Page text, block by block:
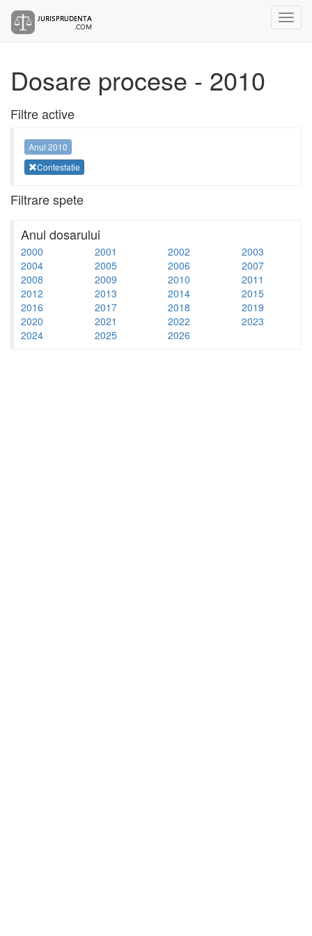
Dosare procese - 2010
Filtre active
Anul 2010
Contestatie
Filtrare spete
Anul dosarului
2000 2001 2002
2003
2004
2005 2006
2007
2008
2009 2010
2011
2012
2013 2014
2015
2016
2017 2018
2019
2020
2021 2022
2023
2024
2025 2026